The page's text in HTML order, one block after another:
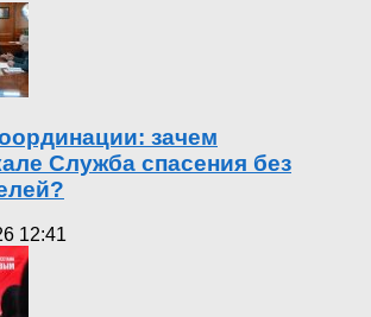
зачем
Служба спасения без
12:41